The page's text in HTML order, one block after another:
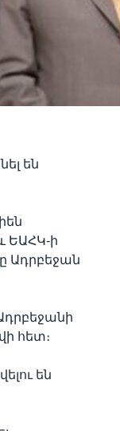
են
ԵԱՀԿ-ի
Ադրբեջան
հետ։
են